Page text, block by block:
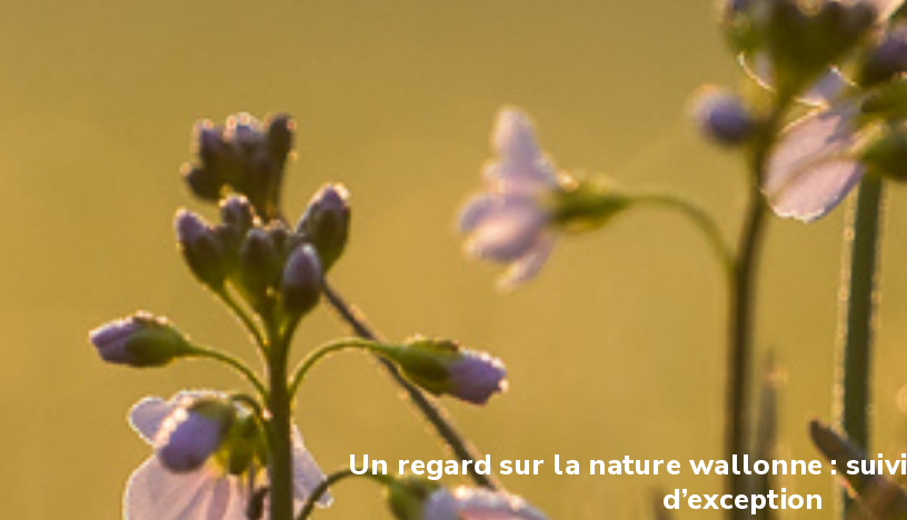
Un regard sur la nature wallonne :
d’exception